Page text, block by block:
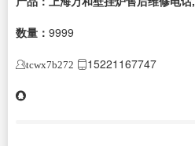
数量： 9999
tcwx7b272 15221167747